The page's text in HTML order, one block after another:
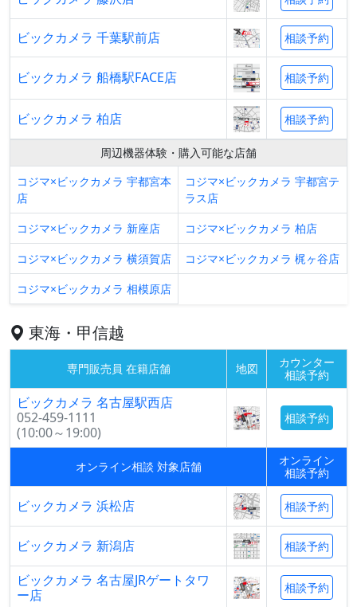
ビックカメラ 千葉駅前店 相談予約
ビックカメラ 船橋駅FACE店 相談予約
ビックカメラ 柏店 相談予約
周辺機器体験・購入可能な店舗
コジマ×ビックカメラ 宇都宮本
店
コジマ×ビックカメラ 宇都宮テ
ラス店
コジマ×ビックカメラ 新座店
コジマ×ビックカメラ 柏店
コジマ×ビックカメラ 横須賀店
コジマ×ビックカメラ 梶ヶ谷店
コジマ×ビックカメラ 相模原店
東海・甲信越
専門販売員 在籍店舗 地図
カウンター
相談予約
ビックカメラ 名古屋駅西店
052-459-1111
(10:00～19:00)
相談予約
オンライン相談 対象店舗
オンライン
相談予約
ビックカメラ 浜松店 相談予約
ビックカメラ 新潟店 相談予約
ビックカメラ 名古屋JRゲートタワ
ー店
相談予約